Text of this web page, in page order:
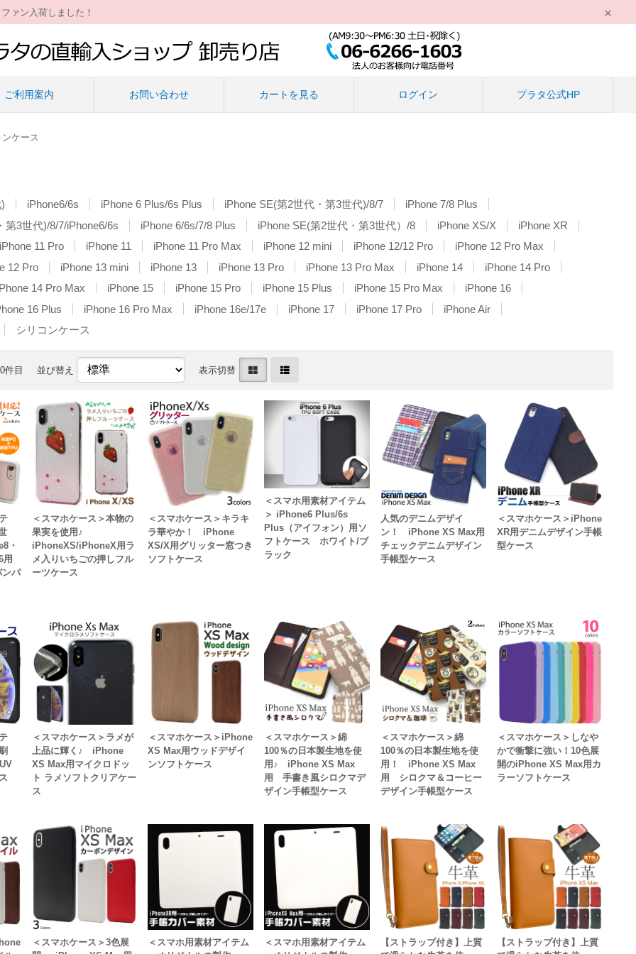
ァン入荷しました！
ご利用案内 お問い合わせ カートを見る ログイン プラタ公式HP
ケース
iPhone6/6s iPhone 6 Plus/6s Plus iPhone SE(第2世代・第3世代)/8/7
iPhone 7/8 Plus
第3世代)/8/7/iPhone6/6s
iPhone 6/6s/7/8 Plus iPhone SE(第2世代・第3世代）/8 iPhone XS/X
iPhone XR
11 Pro
iPhone 11 iPhone 11 Pro Max iPhone 12 mini iPhone 12/12 Pro
iPhone 12 Pro Max
12 Pro
iPhone 13 mini iPhone 13 iPhone 13 Pro iPhone 13 Pro Max iPhone 14
iPhone 14 Pro
14 Pro Max
iPhone 15 iPhone 15 Pro iPhone 15 Plus iPhone 15 Pro Max
iPhone 16
16 Plus
iPhone 16 Pro Max iPhone 16e/17e iPhone 17 iPhone 17 Pro
iPhone Air
シリコンケース
件目 並び替え 表示切替
・
用
ンパ
＜スマホケース＞本物の
果実を使用♪
iPhoneXS/iPhoneX用ラ
メ入りいちごの押しフル
ーツケース
＜スマホケース＞キラキ
ラ華やか！ iPhone
XS/X用グリッター窓つき
ソフトケース
＜スマホ用素材アイテム
＞ iPhone6 Plus/6s
Plus（アイフォン）用ソ
フトケース ホワイト/ブ
ラック
人気のデニムデザイ
ン！ iPhone XS Max用
チェックデニムデザイン
手帳型ケース
＜スマホケース＞iPhone
XR用デニムデザイン手帳
型ケース
刷
＜スマホケース＞ラメが
上品に輝く♪ iPhone
XS Max用マイクロドッ
ト ラメソフトクリアケー
ス
＜スマホケース＞iPhone
XS Max用ウッドデザイ
ンソフトケース
＜スマホケース＞綿
100％の日本製生地を使
用♪ iPhone XS Max
用 手書き風シロクマデ
ザイン手帳型ケース
＜スマホケース＞綿
100％の日本製生地を使
用！ iPhone XS Max
用 シロクマ＆コーヒー
デザイン手帳型ケース
＜スマホケース＞しなや
かで衝撃に強い！10色展
開のiPhone XS Max用カ
ラーソフトケース
＜スマホケース＞3色展
＜スマホ用素材アイテム
＜スマホ用素材アイテム
【ストラップ付き】上質
【ストラップ付き】上質